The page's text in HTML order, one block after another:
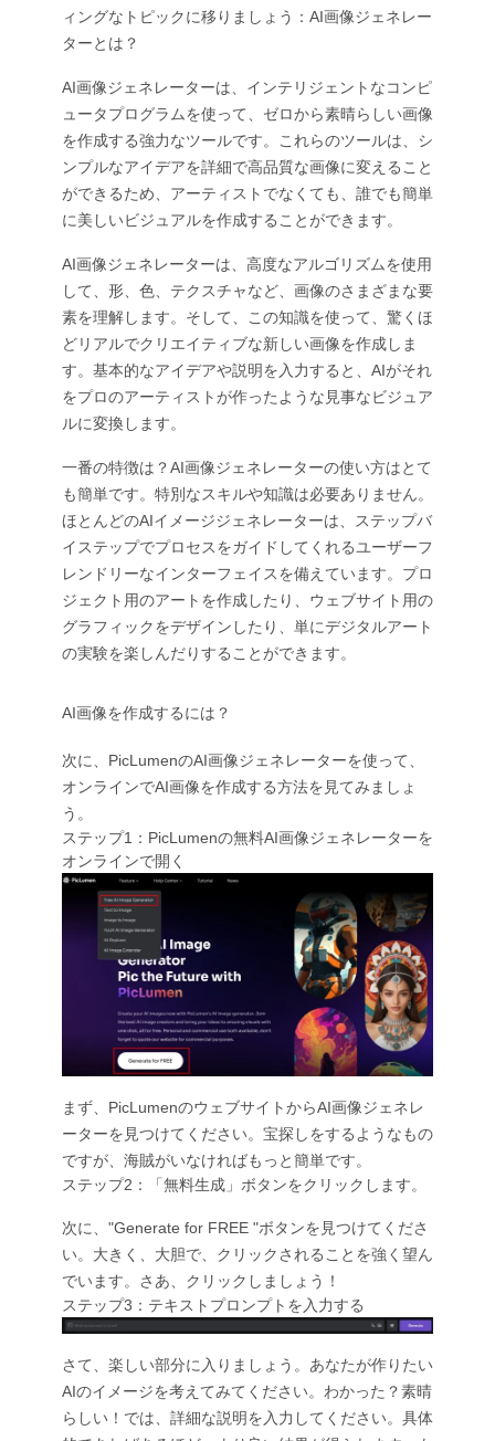
ィングなトピックに移りましょう：AI画像ジェネレー
ターとは？
AI画像ジェネレーターは、インテリジェントなコンピ
ュータプログラムを使って、ゼロから素晴らしい画像
を作成する強力なツールです。これらのツールは、シ
ンプルなアイデアを詳細で高品質な画像に変えること
ができるため、アーティストでなくても、誰でも簡単
に美しいビジュアルを作成することができます。
AI画像ジェネレーターは、高度なアルゴリズムを使用
して、形、色、テクスチャなど、画像のさまざまな要
素を理解します。そして、この知識を使って、驚くほ
どリアルでクリエイティブな新しい画像を作成しま
す。基本的なアイデアや説明を入力すると、AIがそれ
をプロのアーティストが作ったような見事なビジュア
ルに変換します。
一番の特徴は？AI画像ジェネレーターの使い方はとて
も簡単です。特別なスキルや知識は必要ありません。
ほとんどのAIイメージジェネレーターは、ステップバ
イステップでプロセスをガイドしてくれるユーザーフ
レンドリーなインターフェイスを備えています。プロ
ジェクト用のアートを作成したり、ウェブサイト用の
グラフィックをデザインしたり、単にデジタルアート
の実験を楽しんだりすることができます。
AI画像を作成するには？
次に、PicLumenのAI画像ジェネレーターを使って、
オンラインでAI画像を作成する方法を見てみましょ
う。
ステップ1：PicLumenの無料AI画像ジェネレーターを
オンラインで開く
まず、PicLumenのウェブサイトからAI画像ジェネレ
ーターを見つけてください。宝探しをするようなもの
ですが、海賊がいなければもっと簡単です。
ステップ2：「無料生成」ボタンをクリックします。
次に、"Generate for FREE "ボタンを見つけてくださ
い。大きく、大胆で、クリックされることを強く望ん
でいます。さあ、クリックしましょう！
ステップ3：テキストプロンプトを入力する
さて、楽しい部分に入りましょう。あなたが作りたい
AIのイメージを考えてみてください。わかった？素晴
らしい！では、詳細な説明を入力してください。具体